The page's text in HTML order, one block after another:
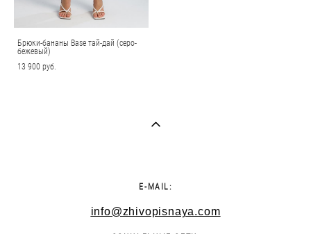
Брюки-бананы Base тай-дай (серо-
бежевый)
13 900 pуб.
E-MAIL:
info@zhivopisnaya.com